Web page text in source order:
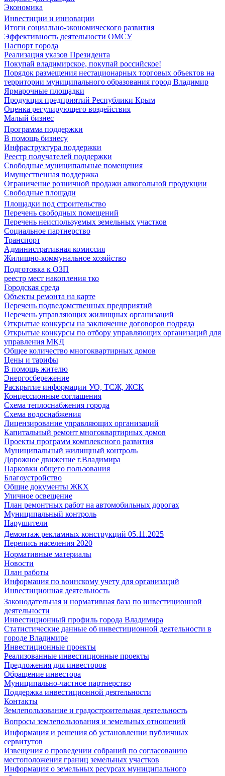
Экономика
Инвестиции и инновации
Итоги социально-экономического развития
Эффективность деятельности ОМСУ
Паспорт города
Реализация указов Президента
Покупай владимирское, покупай российское!
Порядок размещения нестационарных торговых объектов на
территории муниципального образования город Владимир
Ярмарочные площадки
Продукция предприятий Республики Крым
Оценка регулирующего воздействия
Малый бизнес
Программа поддержки
В помощь бизнесу
Инфраструктура поддержки
Реестр получателей поддержки
Свободные муниципальные помещения
Имущественная поддержка
Ограничение розничной продажи алкогольной продукции
Свободные площади
Площадки под строительство
Перечень свободных помещений
Перечень неиспользуемых земельных участков
Социальное партнерство
Транспорт
Административная комиссия
Жилищно-коммунальное хозяйство
Подготовка к ОЗП
реестр мест накопления тко
Городская среда
Объекты ремонта на карте
Перечень подведомственных предприятий
Перечень управляющих жилищных организаций
Открытые конкурсы на заключение договоров подряда
Открытые конкурсы по отбору управляющих организаций для
управления МКД
Общее количество многоквартирных домов
Цены и тарифы
В помощь жителю
Энергосбережение
Раскрытие информации УО, ТСЖ, ЖСК
Концессионные соглашения
Схема теплоснабжения города
Схема водоснабжения
Лицензирование управляющих организаций
Капитальный ремонт многоквартирных домов
Проекты программ комплексного развития
Муниципальный жилищный контроль
Дорожное движение г.Владимира
Парковки общего пользования
Благоустройство
Общие документы ЖКХ
Уличное освещение
План ремонтных работ на автомобильных дорогах
Муниципальный контроль
Нарушители
Демонтаж рекламных конструкций 05.11.2025
Перепись населения 2020
Нормативные материалы
Новости
План работы
Информация по воинскому учету для организаций
Инвестиционная деятельность
Законодательная и нормативная база по инвестиционной
деятельности
Инвестиционный профиль города Владимира
Статистические данные об инвестиционной деятельности в
городе Владимире
Инвестиционные проекты
Реализованные инвестиционные проекты
Предложения для инвесторов
Обращение инвестора
Муниципально-частное партнерство
Поддержка инвестиционной деятельности
Контакты
Землепользование и градостроительная деятельность
Вопросы землепользования и земельных отношений
Информация и решения об установлении публичных
сервитутов
Извещения о проведении собраний по согласованию
местоположения границ земельных участков
Информация о земельных ресурсах муниципального